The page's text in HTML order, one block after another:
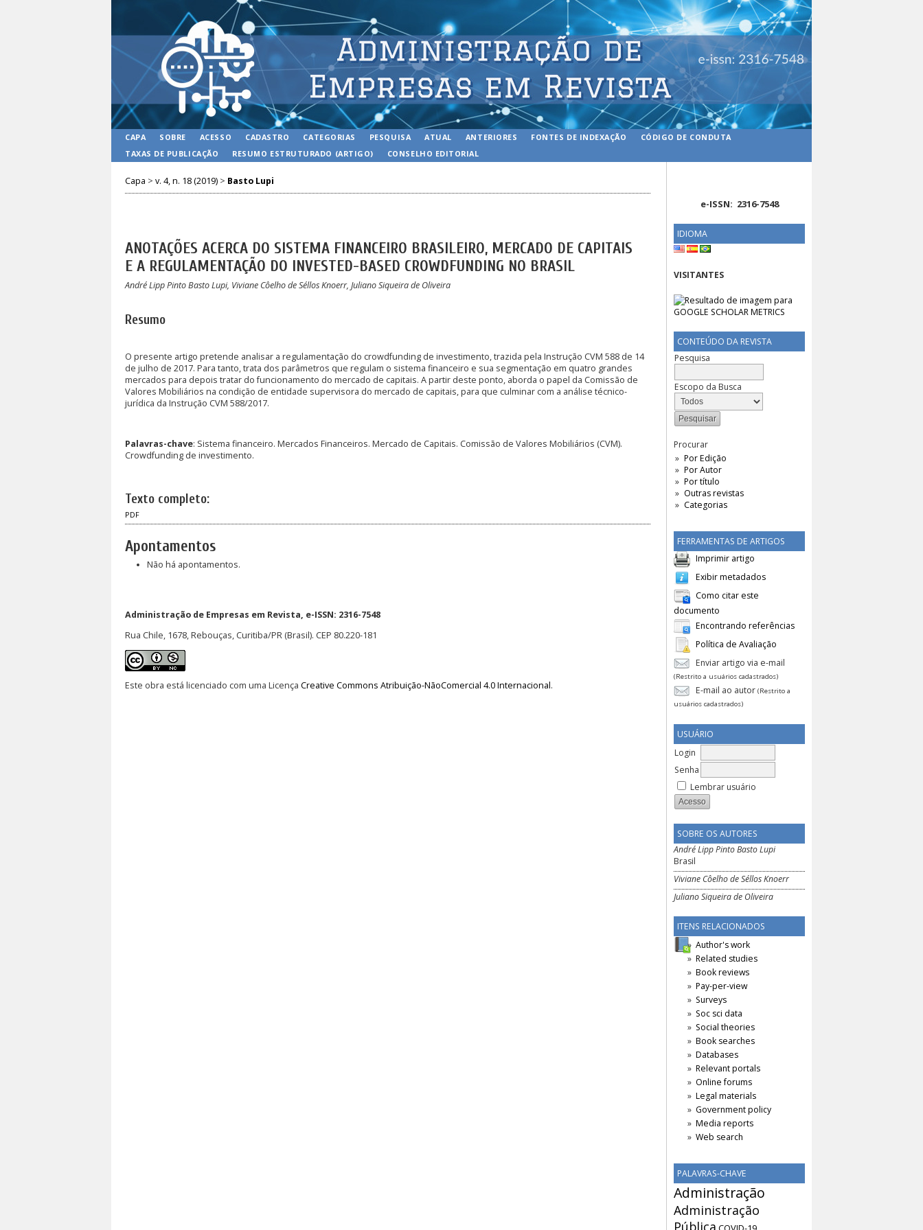
e-ISSN: 2316-7548
IDIOMA
VISITANTES
CONTEÚDO DA REVISTA
Pesquisa
Escopo da Busca
Procurar
Por Edição
Por Autor
Por título
Outras revistas
Categorias
FERRAMENTAS DE ARTIGOS
Imprimir artigo
Exibir metadados
Como citar este
documento
Encontrando referências
Política de Avaliação
Enviar artigo via e-mail
(Restrito a usuários cadastrados)
E-mail ao autor (Restrito a
usuários cadastrados)
USUÁRIO
Login
Senha
Lembrar usuário
SOBRE OS AUTORES
André Lipp Pinto Basto Lupi
Brasil
Viviane Côelho de Séllos Knoerr
Juliano Siqueira de Oliveira
ITENS RELACIONADOS
Author's work
Related studies
Book reviews
Pay-per-view
Surveys
Soc sci data
Social theories
Book searches
Databases
Relevant portals
Online forums
Legal materials
Government policy
Media reports
Web search
PALAVRAS-CHAVE
Administração
Administração
Pública
CAPA SOBRE ACESSO CADASTRO CATEGORIAS PESQUISA ATUAL ANTERIORES FONTES DE INDEXAÇÃO
CÓDIGO DE CONDUTA
TAXAS DE PUBLICAÇÃO
RESUMO ESTRUTURADO (ARTIGO) CONSELHO EDITORIAL
Capa > v. 4, n. 18 (2019) > Basto Lupi
ANOTAÇÕES ACERCA DO SISTEMA FINANCEIRO BRASILEIRO, MERCADO DE CAPITAIS
E A REGULAMENTAÇÃO DO INVESTED-BASED CROWDFUNDING NO BRASIL
André Lipp Pinto Basto Lupi, Viviane Côelho de Séllos Knoerr, Juliano Siqueira de Oliveira
Resumo
O presente artigo pretende analisar a regulamentação do crowdfunding de investimento, trazida pela Instrução CVM 588 de 14
de julho de 2017. Para tanto, trata dos parâmetros que regulam o sistema financeiro e sua segmentação em quatro grandes
mercados para depois tratar do funcionamento do mercado de capitais. A partir deste ponto, aborda o papel da Comissão de
Valores Mobiliários na condição de entidade supervisora do mercado de capitais, para que culminar com a análise técnico-
jurídica da Instrução CVM 588/2017.
Palavras-chave: Sistema financeiro. Mercados Financeiros. Mercado de Capitais. Comissão de Valores Mobiliários (CVM).
Crowdfunding de investimento.
Texto completo:
PDF
Apontamentos
Não há apontamentos.
Administração de Empresas em Revista, e-ISSN: 2316-7548
Rua Chile, 1678, Rebouças, Curitiba/PR (Brasil). CEP 80.220-181
Este obra está licenciado com uma Licença Creative Commons Atribuição-NãoComercial 4.0 Internacional.